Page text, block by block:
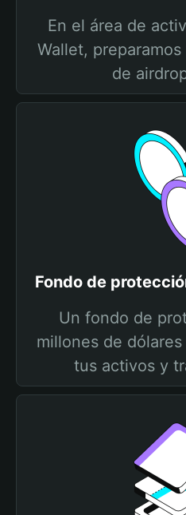
En el área de
Wallet,
de
Fondo de
Un fondo de
millones de
tus activos y